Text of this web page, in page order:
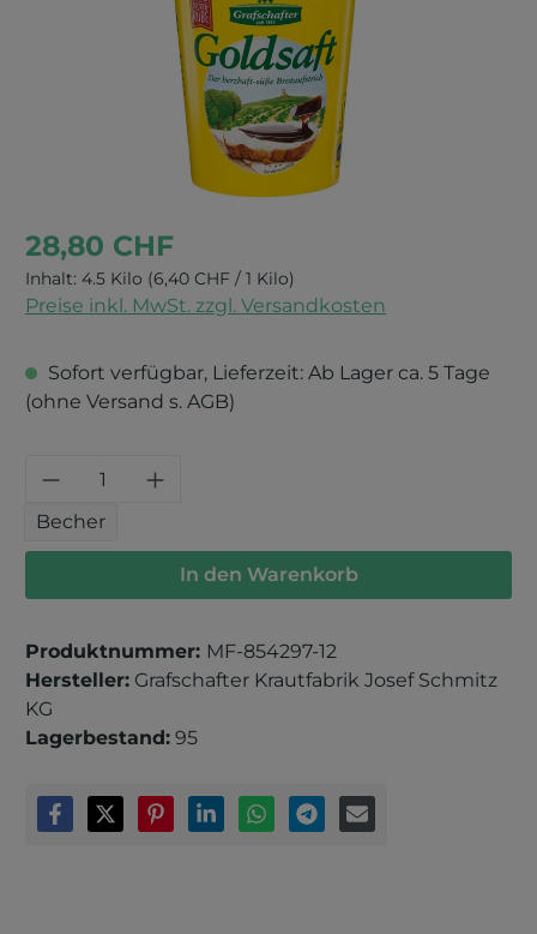
28,80 CHF
Inhalt: 4.5 Kilo (6,40 CHF / 1 Kilo)
Preise inkl. MwSt. zzgl. Versandkosten
Sofort verfügbar, Lieferzeit: Ab Lager ca. 5 Tage
(ohne Versand s. AGB)
Produkt Anzahl: Gib den
Becher
In den Warenkorb
Produktnummer: MF-854297-12
Hersteller: Grafschafter Krautfabrik Josef Schmitz
KG
Lagerbestand: 95